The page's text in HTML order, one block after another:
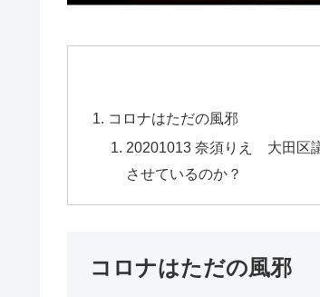
コロナはただの風邪
20201013 奈須りえ 大田
させているのか？
コロナはただの風邪